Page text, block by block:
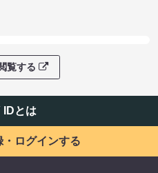
覧する
IDとは
・ログインする